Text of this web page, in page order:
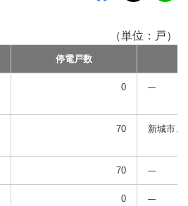
（単位：戸）
停電戸数
0
70 新城市、
70
0